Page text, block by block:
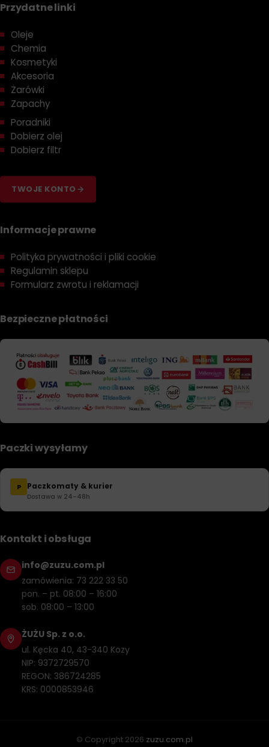
Przydatne linki
Oleje
Chemia
Kosmetyki
Akcesoria
Żarówki
Zapachy
Poradniki
Dobierz olej
Dobierz filtr
TWOJE KONTO
Informacje prawne
Polityka prywatności i pliki cookie
Regulamin sklepu
Formularz zwrotu i reklamacji
Bezpieczne płatności
Paczki wysyłamy
P Paczkomaty & kurier
Dostawa w 24–48h
Kontakt i obsługa
info@zuzu.com.pl
zamówienia: 73 222 33 50
pon. – pt. 08:00 – 16:00
sob. 08:00 – 13:00
ŻUŻU Sp. z o.o.
ul. Kęcka 40, 43-340 Kozy
NIP: 9372729570
REGON: 386724285
KRS: 0000853946
© Copyright 2026 zuzu.com.pl